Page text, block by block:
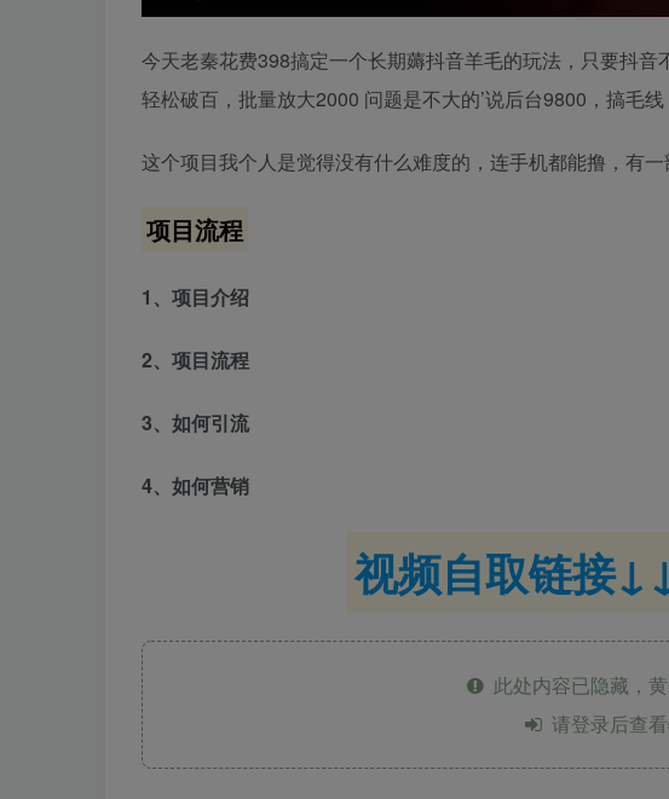
今天老秦花费398搞定一个长期薅抖音羊毛的玩法，只要抖音
轻松破百，批量放大2000 问题是不大的’说后台9800，搞毛
这个项目我个人是觉得没有什么难度的，连手机都能撸，有
项目流程
1、项目介绍
2、项目流程
3、如何引流
4、如何营销
视频自取链接
此处内容已隐藏，
请登录后查